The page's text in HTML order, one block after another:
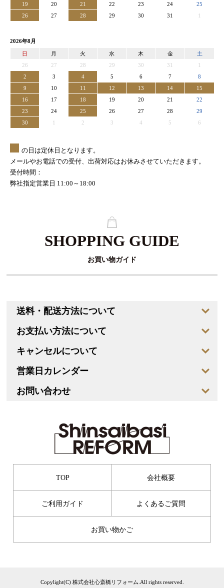
19
20 21 22 23 24
25
26
27 28 29 30 31 1
2026年8月
日 月 火 水 木 金
土
26
27 28 29 30 31
1
2
3 4 5 6 7
8
9
10 11 12 13 14
15
16
17 18 19 20 21
22
23
24 25 26 27 28
29
30
1 2 3 4 5 6
の日は定休日となります。
メールやお電話での受付、出荷対応はお休みさせていただきます。
受付時間：
弊社指定営業日 11:00～18:00
SHOPPING GUIDE
お買い物ガイド
送料・配送方法について
お支払い方法について
キャンセルについて
営業日カレンダー
お問い合わせ
TOP 会社概要
ご利用ガイド よくあるご質問
お買い物かご
Copylight(C) 株式会社心斎橋リフォーム.All rights reserved.